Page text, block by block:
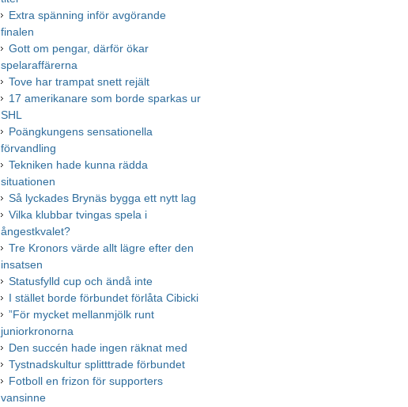
Extra spänning inför avgörande
finalen
Gott om pengar, därför ökar
spelaraffärerna
Tove har trampat snett rejält
17 amerikanare som borde sparkas ur
SHL
Poängkungens sensationella
förvandling
Tekniken hade kunna rädda
situationen
Så lyckades Brynäs bygga ett nytt lag
Vilka klubbar tvingas spela i
ångestkvalet?
Tre Kronors värde allt lägre efter den
insatsen
Statusfylld cup och ändå inte
I stället borde förbundet förlåta Cibicki
”För mycket mellanmjölk runt
juniorkronorna
Den succén hade ingen räknat med
Tystnadskultur splitttrade förbundet
Fotboll en frizon för supporters
vansinne